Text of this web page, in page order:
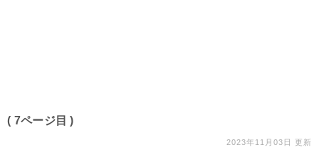
( 7ページ目 )
2023年11月03日 更新